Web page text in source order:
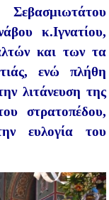
κ.Ιγνατίου,
και των τα
ενώ πλήθη
λιτάνευση της
στρατοπέδου,
ευλογία του